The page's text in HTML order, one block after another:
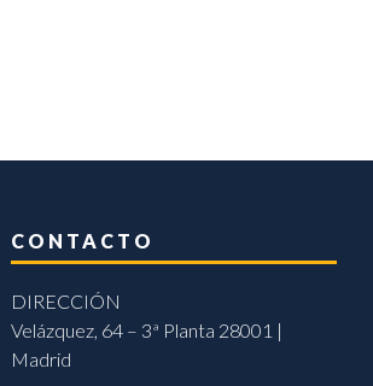
CONTACTO
DIRECCIÓN
Velázquez, 64 – 3ª Planta 28001 |
Madrid